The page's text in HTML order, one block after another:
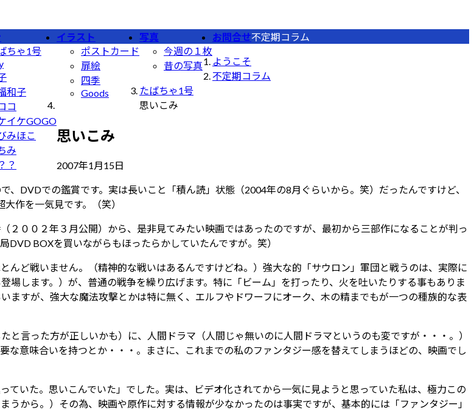
ちゃ1号
和子
コ
イケGOGO
みほこ
み
？
イラスト
ポストカード
扉絵
四季
Goods
写真
今週の１枚
昔の写真
お問合せ不定期コラム
ようこそ
不定期コラム
たばちゃ1号
思いこみ
思いこみ
2007年1月15日
更
日
時
:
DVDでの鑑賞です。実は長いこと「積ん読」状態（2004年の8月ぐらいから。笑）だったんですけど、
作を一気見です。（笑）
２００２年３月公開）から、是非見てみたい映画ではあったのですが、最初から三部作になることが判っ
BOXを買いながらもほったらかしていたんですが。笑）
んど戦いません。（精神的な戦いはあるんですけどね。）強大な的「サウロン」軍団と戦うのは、実際に
します。）が、普通の戦争を繰り広げます。特に「ビーム」を打ったり、火を吐いたりする事もありま
ますが、強大な魔法攻撃とかは特に無く、エルフやドワーフにオーク、木の精までもが一つの種族的な表
言った方が正しいかも）に、人間ドラマ（人間じゃ無いのに人間ドラマというのも変ですが・・・。）
意味合いを持つとか・・・。まさに、これまでの私のファンタジー感を替えてしまうほどの、映画でし
ていた。思いこんでいた」でした。実は、ビデオ化されてから一気に見ようと思っていた私は、極力この
から。）その為、映画や原作に対する情報が少なかったのは事実ですが、基本的には「ファンタジー」